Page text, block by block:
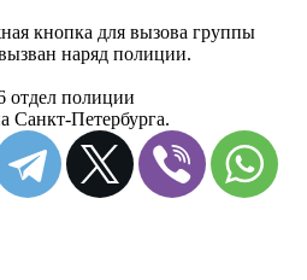
кнопка для вызова группы
наряд полиции.
отдел полиции
Санкт-Петербурга.